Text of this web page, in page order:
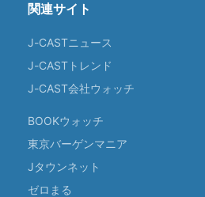
関連サイト
J-CASTニュース
J-CASTトレンド
J-CAST会社ウォッチ
BOOKウォッチ
東京バーゲンマニア
Jタウンネット
ゼロまる